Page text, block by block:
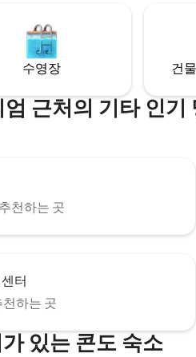
DT/로저스 플레이스까지 11
로 15분 거리에 있습니다. 1주일 이상 숙박
시 환영 바구니가 제공됩니다!
수영장 건
근처의 기타 인기
천하는 곳
터
하는 곳
있는 콘도 숙소